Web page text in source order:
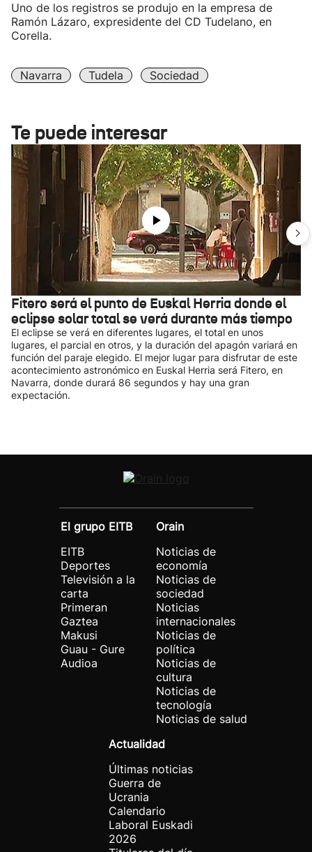
Uno de los registros se produjo en la empresa de
Ramón Lázaro, expresidente del CD Tudelano, en
Corella.
Navarra Tudela Sociedad
Te puede interesar
Fitero será el punto de Euskal Herria donde el
eclipse solar total se verá durante más tiempo
El eclipse se verá en diferentes lugares, el total en unos
lugares, el parcial en otros, y la duración del apagón variará en
función del paraje elegido. El mejor lugar para disfrutar de este
acontecimiento astronómico en Euskal Herria será Fitero, en
Navarra, donde durará 86 segundos y hay una gran
expectación.
El grupo EITB
EITB
Deportes
Televisión a la
carta
Primeran
Gaztea
Makusi
Guau - Gure
Audioa
Orain
Noticias de
economía
Noticias de
sociedad
Noticias
internacionales
Noticias de
política
Noticias de
cultura
Noticias de
tecnología
Noticias de salud
Actualidad
Últimas noticias
Guerra de
Ucrania
Calendario
Laboral Euskadi
2026